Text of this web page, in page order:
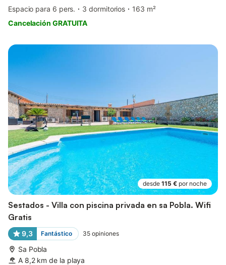
Espacio para 6 pers.
3 dormitorios
163 m²
Cancelación GRATUITA
desde 115 € por noche
Sestados - Villa con piscina privada en sa Pobla. Wifi
Gratis
9,3 Fantástico 35 opiniones
Sa Pobla
A 8,2 km de la playa